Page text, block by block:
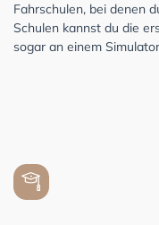
Fahrschulen, bei denen
Schulen kannst du die
sogar an einem